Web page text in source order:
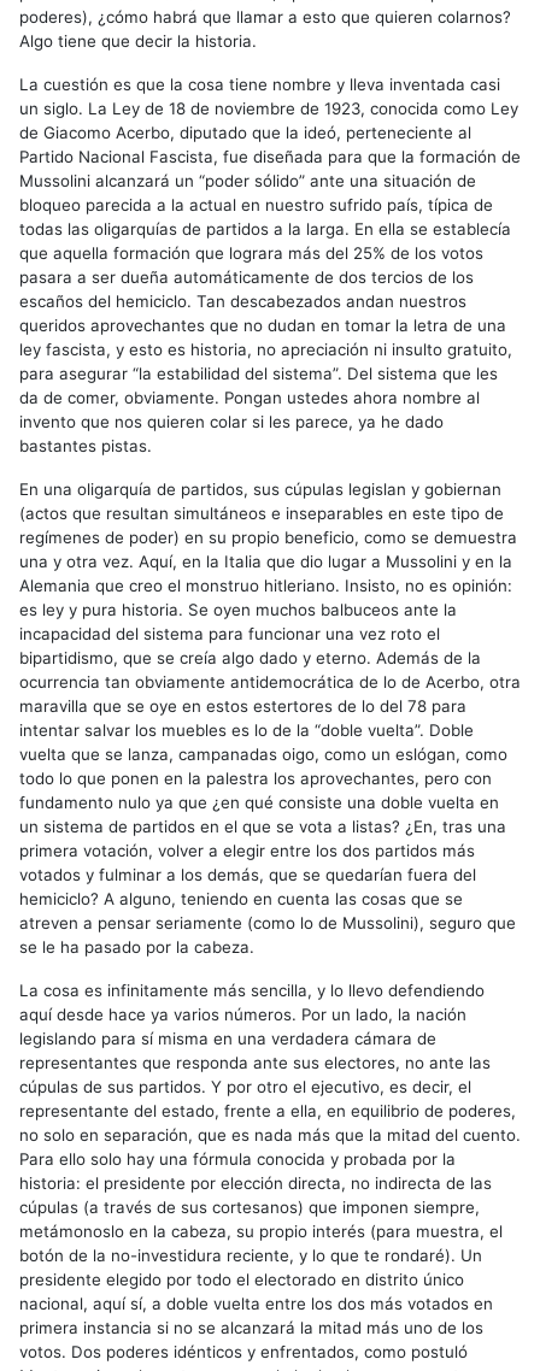
poderes), ¿cómo habrá que llamar a esto que quieren colarnos?
Algo tiene que decir la historia.
La cuestión es que la cosa tiene nombre y lleva inventada casi
un siglo. La Ley de 18 de noviembre de 1923, conocida como Ley
de Giacomo Acerbo, diputado que la ideó, perteneciente al
Partido Nacional Fascista, fue diseñada para que la formación de
Mussolini alcanzará un “poder sólido” ante una situación de
bloqueo parecida a la actual en nuestro sufrido país, típica de
todas las oligarquías de partidos a la larga. En ella se establecía
que aquella formación que lograra más del 25% de los votos
pasara a ser dueña automáticamente de dos tercios de los
escaños del hemiciclo. Tan descabezados andan nuestros
queridos aprovechantes que no dudan en tomar la letra de una
ley fascista, y esto es historia, no apreciación ni insulto gratuito,
para asegurar “la estabilidad del sistema”. Del sistema que les
da de comer, obviamente. Pongan ustedes ahora nombre al
invento que nos quieren colar si les parece, ya he dado
bastantes pistas.
En una oligarquía de partidos, sus cúpulas legislan y gobiernan
(actos que resultan simultáneos e inseparables en este tipo de
regímenes de poder) en su propio beneficio, como se demuestra
una y otra vez. Aquí, en la Italia que dio lugar a Mussolini y en la
Alemania que creo el monstruo hitleriano. Insisto, no es opinión:
es ley y pura historia. Se oyen muchos balbuceos ante la
incapacidad del sistema para funcionar una vez roto el
bipartidismo, que se creía algo dado y eterno. Además de la
ocurrencia tan obviamente antidemocrática de lo de Acerbo, otra
maravilla que se oye en estos estertores de lo del 78 para
intentar salvar los muebles es lo de la “doble vuelta”. Doble
vuelta que se lanza, campanadas oigo, como un eslógan, como
todo lo que ponen en la palestra los aprovechantes, pero con
fundamento nulo ya que ¿en qué consiste una doble vuelta en
un sistema de partidos en el que se vota a listas? ¿En, tras una
primera votación, volver a elegir entre los dos partidos más
votados y fulminar a los demás, que se quedarían fuera del
hemiciclo? A alguno, teniendo en cuenta las cosas que se
atreven a pensar seriamente (como lo de Mussolini), seguro que
se le ha pasado por la cabeza.
La cosa es infinitamente más sencilla, y lo llevo defendiendo
aquí desde hace ya varios números. Por un lado, la nación
legislando para sí misma en una verdadera cámara de
representantes que responda ante sus electores, no ante las
cúpulas de sus partidos. Y por otro el ejecutivo, es decir, el
representante del estado, frente a ella, en equilibrio de poderes,
no solo en separación, que es nada más que la mitad del cuento.
Para ello solo hay una fórmula conocida y probada por la
historia: el presidente por elección directa, no indirecta de las
cúpulas (a través de sus cortesanos) que imponen siempre,
metámonoslo en la cabeza, su propio interés (para muestra, el
botón de la no-investidura reciente, y lo que te rondaré). Un
presidente elegido por todo el electorado en distrito único
nacional, aquí sí, a doble vuelta entre los dos más votados en
primera instancia si no se alcanzará la mitad más uno de los
votos. Dos poderes idénticos y enfrentados, como postuló